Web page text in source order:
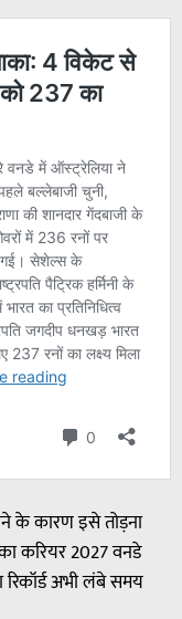
के कारण इसे तोड़ना
करियर 2027 वनडे
अभी लंबे समय